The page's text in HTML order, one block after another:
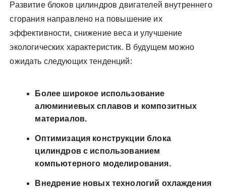
Развитие блоков цилиндров двигателей внутреннего
сгорания направлено на повышение их
эффективности, снижение веса и улучшение
экологических характеристик. В будущем можно
ожидать следующих тенденций:
Более широкое использование
алюминиевых сплавов и композитных
материалов.
Оптимизация конструкции блока
цилиндров с использованием
компьютерного моделирования.
Внедрение новых технологий охлаждения